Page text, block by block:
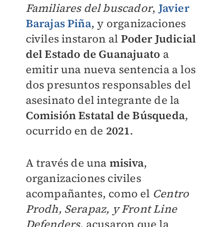
Familiares del buscador, Javier
Barajas Piña, y organizaciones
civiles instaron al Poder Judicial
del Estado de Guanajuato a
emitir una nueva sentencia a los
dos presuntos responsables del
asesinato del integrante de la
Comisión Estatal de Búsqueda,
ocurrido en de 2021.
A través de una misiva,
organizaciones civiles
acompañantes, como el Centro
Prodh, Serapaz, y Front Line
Defenders, acusaron que la